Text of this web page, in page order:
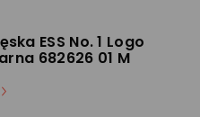
ESS No. 1 Logo
682626 01 M